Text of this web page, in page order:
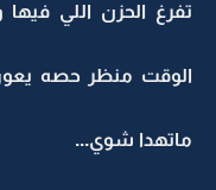
تفرغ الحزن اللي
الوقت منظر حصه يعور
ماتهدا شوي...